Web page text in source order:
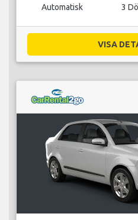
Automatisk 3
VISA